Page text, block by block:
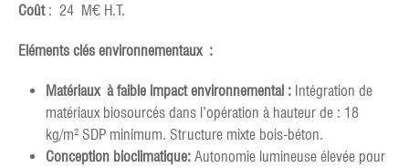
Coût: 24 M€ H.T.
Eléments clés environnementaux :
Matériaux à faible impact environnemental : Intégration de
matériaux biosourcés dans l’opération à hauteur de : 18
kg/m² SDP minimum. Structure mixte bois-béton.
Conception bioclimatique: Autonomie lumineuse élevée pour